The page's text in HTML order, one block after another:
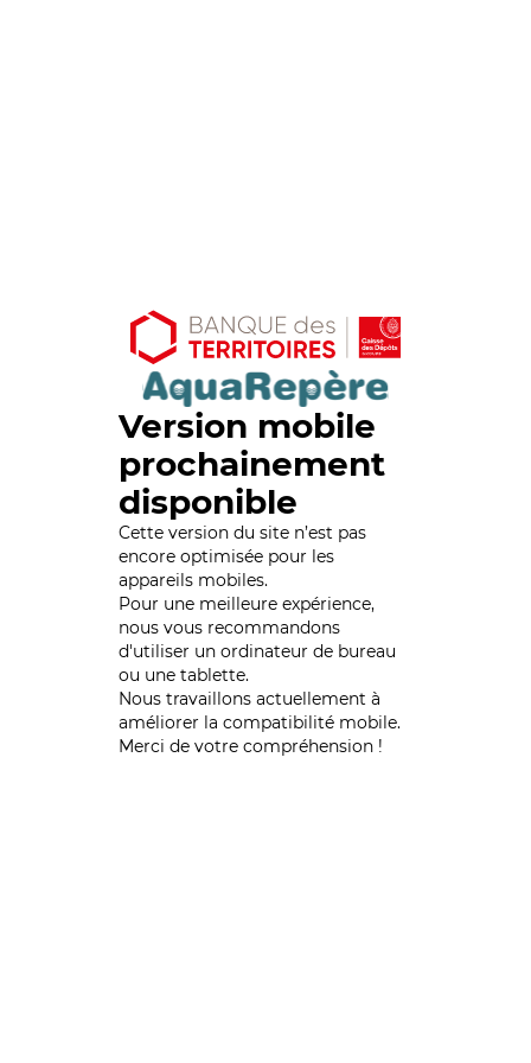
Version mobile
prochainement
disponible
Cette version du site n’est pas
encore optimisée pour les
appareils mobiles.
Pour une meilleure expérience,
nous vous recommandons
d'utiliser un ordinateur de bureau
ou une tablette.
Nous travaillons actuellement à
améliorer la compatibilité mobile.
Merci de votre compréhension !